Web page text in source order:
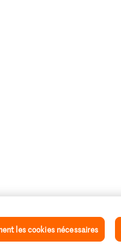
les cookies nécessaires